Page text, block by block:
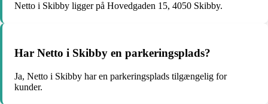
Netto i Skibby ligger på Hovedgaden 15, 4050 Skibby.
Har Netto i Skibby en parkeringsplads?
Ja, Netto i Skibby har en parkeringsplads tilgængelig for
kunder.